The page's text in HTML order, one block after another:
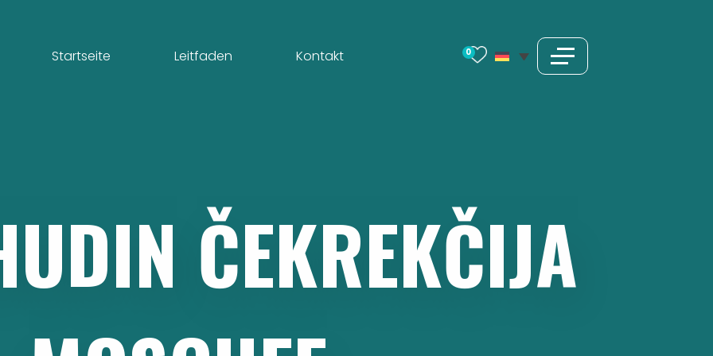
Startseite Leitfaden Kontakt 0
ČEKREKČIJA